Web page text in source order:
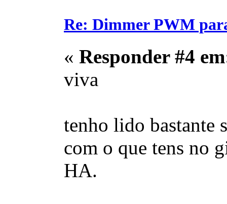
Re: Dimmer PWM
« Responder #4
viva
tenho lido bastante
com o que tens no
HA.